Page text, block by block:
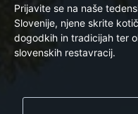
Prijavite se na naše
Slovenije, njene skrite
dogodkih in tradicijah ter
slovenskih restavracij.